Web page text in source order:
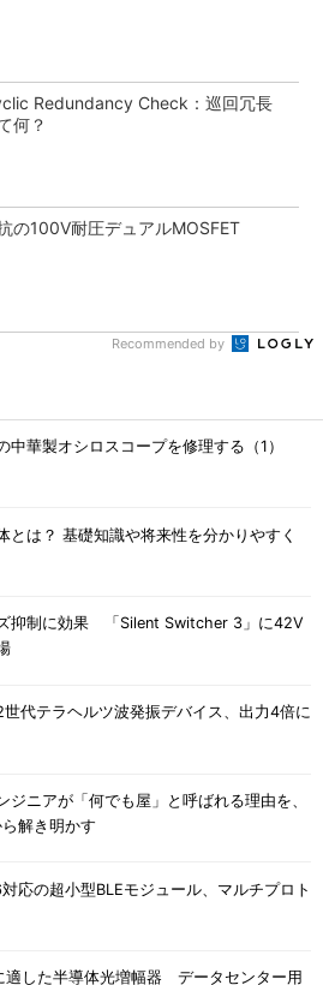
Redundancy Check：巡回冗長
何？
の100V耐圧デュアルMOSFET
Recommended by
中華製オシロスコープを修理する（1）
とは？ 基礎知識や将来性を分かりやすく
抑制に効果 「Silent Switcher 3」に42V
世代テラヘルツ波発振デバイス、出力4倍に
ジニアが「何でも屋」と呼ばれる理由を、
解き明かす
応の超小型BLEモジュール、マルチプロト
適した半導体光増幅器 データセンター用